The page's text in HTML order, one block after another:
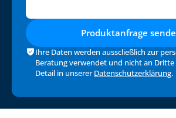
Produktanfrage
Ihre Daten werden ausscließlich zur
Beratung verwendet und nicht an Dritte
Detail in unserer Datenschutzerklärung.